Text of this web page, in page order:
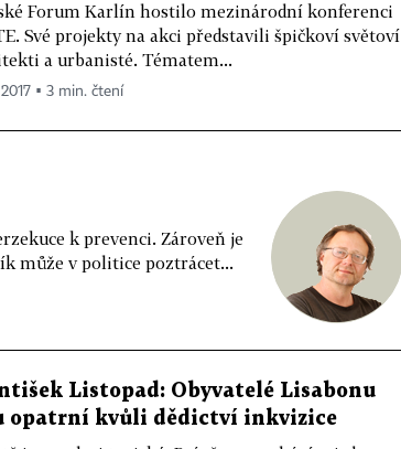
Forum Karlín hostilo mezinárodní konferenci
Své projekty na akci představili špičkoví světoví
a urbanisté. Tématem...
▪ 3 min. čtení
k prevenci. Zároveň je
může v politice poztrácet...
Listopad: Obyvatelé Lisabonu
opatrní kvůli dědictví inkvizice